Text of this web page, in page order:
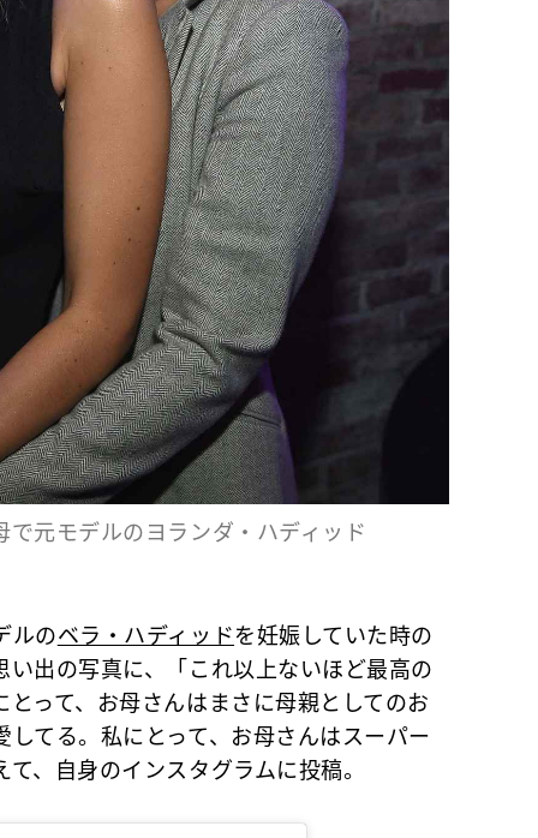
元モデルのヨランダ・ハディッド
ルのベラ・ハディッドを妊娠していた時の
出の写真に、
「これ以上ないほど最高の
って、お母さんはまさに母親としてのお
てる。私にとって、お母さんはスーパー
、自身のインスタグラムに投稿。